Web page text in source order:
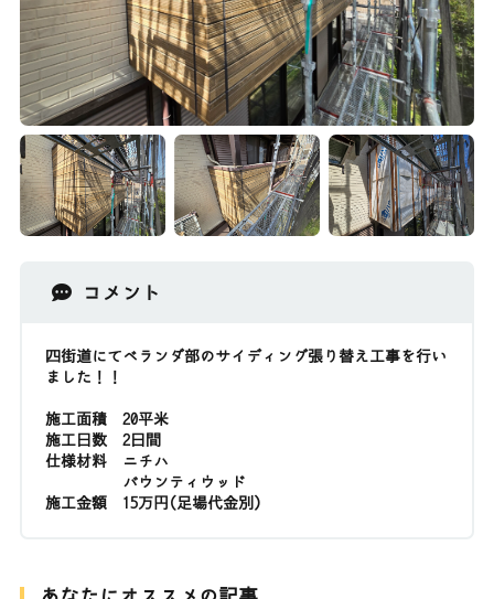
コメント
四街道にてベランダ部のサイディング張り替え工事を行い
ました！！
施工面積 20平米
施工日数 2日間
仕様材料 ニチハ
バウンティウッド
施工金額 15万円(足場代金別)